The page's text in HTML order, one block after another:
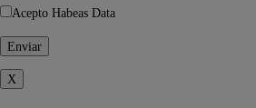
Acepto Habeas Data
X